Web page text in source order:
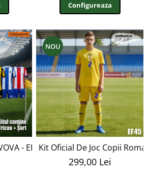
Configureaza
- EF49
NOU
Kit Oficial De Joc Copii
299,00 Lei